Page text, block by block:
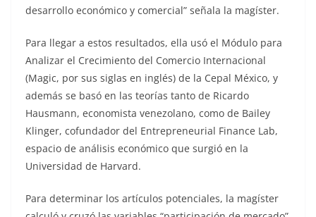
desarrollo económico y comercial” señala la magíster.
Para llegar a estos resultados, ella usó el Módulo para
Analizar el Crecimiento del Comercio Internacional
(Magic, por sus siglas en inglés) de la Cepal México, y
además se basó en las teorías tanto de Ricardo
Hausmann, economista venezolano, como de Bailey
Klinger, cofundador del Entrepreneurial Finance Lab,
espacio de análisis económico que surgió en la
Universidad de Harvard.
Para determinar los artículos potenciales, la magíster